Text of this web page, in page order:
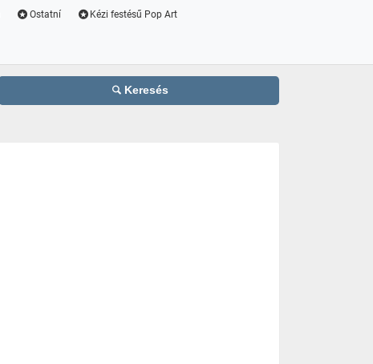
Ostatní Kézi festésű Pop Art
Keresés